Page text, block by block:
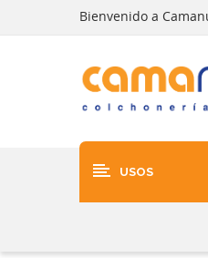
Bienvenido a
USOS